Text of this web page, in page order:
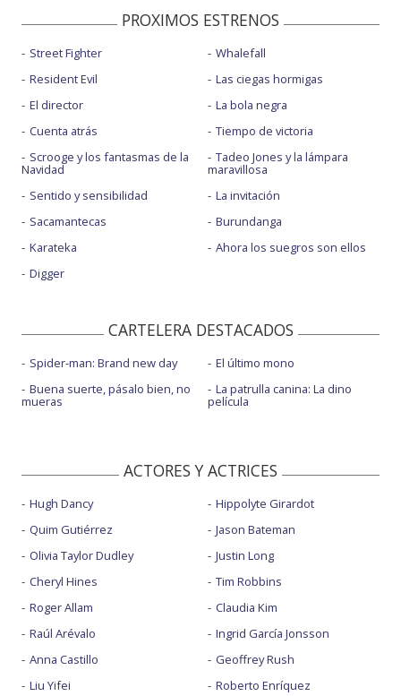
PROXIMOS ESTRENOS
Street Fighter
Resident Evil
El director
Cuenta atrás
Scrooge y los fantasmas de la
Navidad
Sentido y sensibilidad
Sacamantecas
Karateka
Digger
Whalefall
Las ciegas hormigas
La bola negra
Tiempo de victoria
Tadeo Jones y la lámpara
maravillosa
La invitación
Burundanga
Ahora los suegros son ellos
CARTELERA DESTACADOS
Spider-man: Brand new day
Buena suerte, pásalo bien, no
mueras
El último mono
La patrulla canina: La dino
película
ACTORES Y ACTRICES
Hugh Dancy
Quim Gutiérrez
Olivia Taylor Dudley
Cheryl Hines
Roger Allam
Raúl Arévalo
Anna Castillo
Liu Yifei
Hippolyte Girardot
Jason Bateman
Justin Long
Tim Robbins
Claudia Kim
Ingrid García Jonsson
Geoffrey Rush
Roberto Enríquez